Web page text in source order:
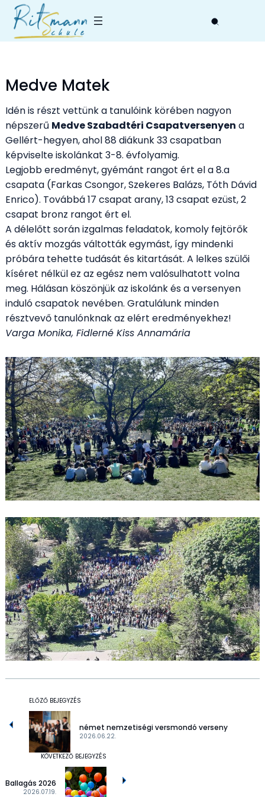
Skip
content
Medve Matek
Idén is részt vettünk a tanulóink körében nagyon
népszerű Medve Szabadtéri Csapatversenyen a
Gellért-hegyen, ahol 88 diákunk 33 csapatban
képviselte iskolánkat 3-8. évfolyamig.
Legjobb eredményt, gyémánt rangot ért el a 8.a
csapata (Farkas Csongor, Szekeres Balázs, Tóth Dávid
Enrico). Továbbá 17 csapat arany, 13 csapat ezüst, 2
csapat bronz rangot ért el.
A délelőtt során izgalmas feladatok, komoly fejtörők
és aktív mozgás váltották egymást, így mindenki
próbára tehette tudását és kitartását. A lelkes szülői
kíséret nélkül ez az egész nem valósulhatott volna
meg. Hálásan köszönjük az iskolánk és a versenyen
induló csapatok nevében. Gratulálunk minden
résztvevő tanulónknak az elért eredményekhez!
Varga Monika, Fidlerné Kiss Annamária
ELŐZŐ BEJEGYZÉS
2026.06.22.
német nemzetiségi versmondó verseny
KÖVETKEZŐ BEJEGYZÉS
2026.07.19.
Ballagás 2026